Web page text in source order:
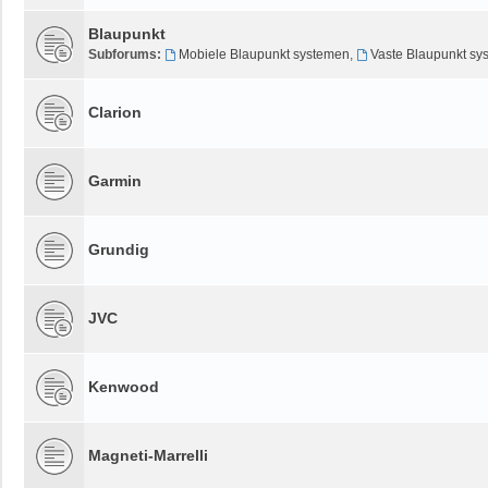
Blaupunkt
Subforums: Mobiele Blaupunkt systemen, Vaste Blaupunkt
Clarion
Garmin
Grundig
JVC
Kenwood
Magneti-Marrelli